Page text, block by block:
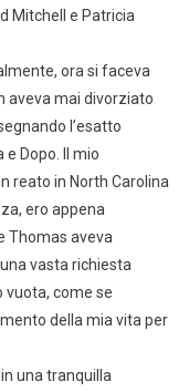
Mitchell e Patricia
ora si faceva
aveva mai divorziato
l’esatto
e Dopo. Il mio
reato in North Carolina
ero appena
Thomas aveva
vasta richiesta
vuota, come se
della mia vita per
una tranquilla